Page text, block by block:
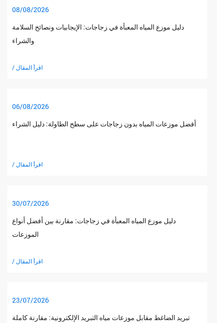
08/08/2026
دليل موزع المياه المعبأة في زجاجات: الإيجابيات ونصائح السلامة
والشراء
/ اقرأ المقال
06/08/2026
أفضل موزعات المياه بدون زجاجات على سطح الطاولة: دليل الشراء
/ اقرأ المقال
30/07/2026
دليل موزع المياه المعبأة في زجاجات: مقارنة بين أفضل أنواع
الموزعات
/ اقرأ المقال
23/07/2026
تبريد الضاغط مقابل موزعات مياه التبريد الإلكترونية: مقارنة كاملة